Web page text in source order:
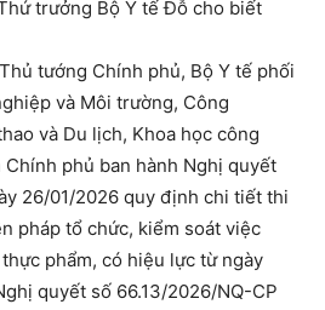
trưởng Bộ Y tế Đỗ cho biết
tướng Chính phủ, Bộ Y tế phối
và Môi trường, Công
và Du lịch, Khoa học công
phủ ban hành Nghị quyết
26/01/2026 quy định chi tiết thi
pháp tổ chức, kiểm soát việc
phẩm, có hiệu lực từ ngày
quyết số 66.13/2026/NQ-CP